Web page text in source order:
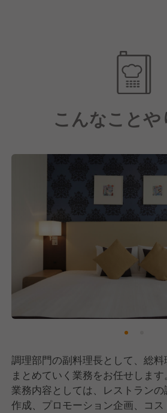
発想でゲストにとって最適なお
こんなことや
調理部門の副料理長として、総
まとめていく業務をお任せします
業務内容としては、レストラン
作成、プロモーション企画、コ